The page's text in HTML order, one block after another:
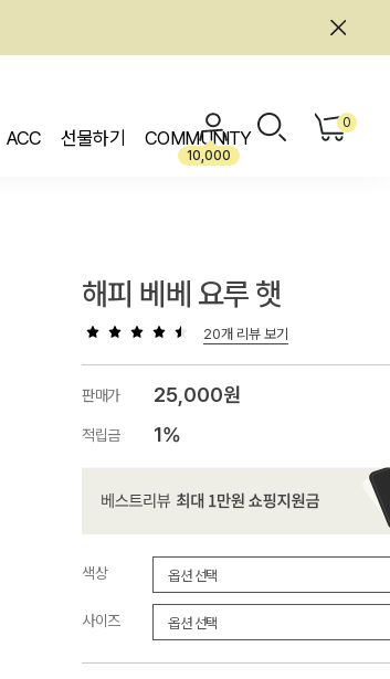
ACC 선물하기 COMMUNITY
10,000
0
해피 베베 요루 햇
20개 리뷰 보기
판매가 25,000원
적립금 1%
색상
사이즈